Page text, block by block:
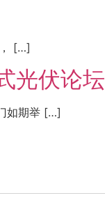
[…]
光伏论坛
如期举 […]